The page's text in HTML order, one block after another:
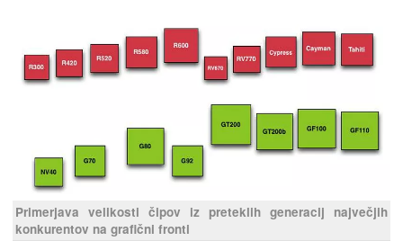
Primerjava velikosti čipov iz preteklih generacij največjih
konkurentov na grafični fronti